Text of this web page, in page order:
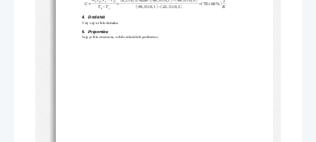
C=
v p v k
Tk−Ts
=
(44,0± 0,1 )− (22,5± 0,1 = (78± 60% ) K
4. Dodatek
V tej vaji ni bilo dodatka.
5. Pripombe
Vaja je bila enostavna, ni bilo nikakršnih problemov.